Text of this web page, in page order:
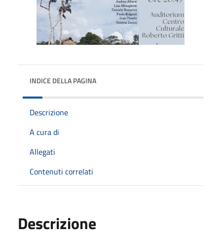
INDICE DELLA PAGINA
Descrizione
A cura di
Allegati
Contenuti correlati
Descrizione